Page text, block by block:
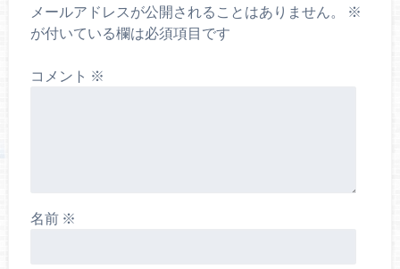
メールアドレスが公開されることはありません。
※
が付いている欄は必須項目です
コメント ※
名前 ※